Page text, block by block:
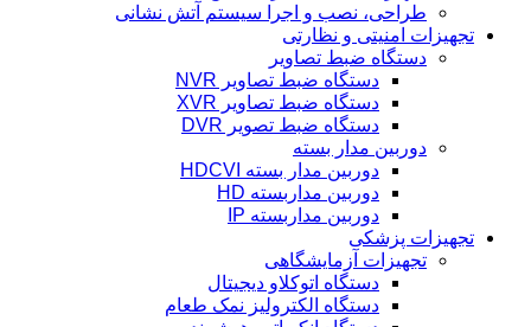
طراحی، نصب و اجرا سیستم آتش نشانی
تجهیزات امنیتی و نظارتی
دستگاه ضبط تصاویر
دستگاه ضبط تصاویر NVR
دستگاه ضبط تصاویر XVR
دستگاه ضبط تصویر DVR
دوربین مدار بسته
دوربین مدار بسته HDCVI
دوربین مداربسته HD
دوربین مداربسته IP
تجهیزات پزشکی
تجهیزات آزمایشگاهی
دستگاه اتوکلاو دیجیتال
دستگاه الکترولیز نمک طعام